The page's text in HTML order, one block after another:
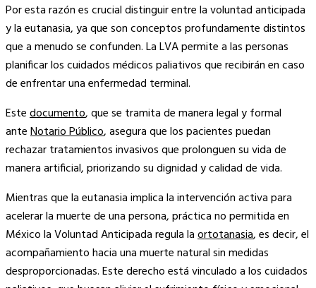
Por esta razón es crucial distinguir entre la voluntad anticipada
y la eutanasia, ya que son conceptos profundamente distintos
que a menudo se confunden. La LVA permite a las personas
planificar los cuidados médicos paliativos que recibirán en caso
de enfrentar una enfermedad terminal.
Estedocumento, que se tramita de manera legal y formal
anteNotario Público, asegura que los pacientes puedan
rechazar tratamientos invasivos que prolonguen su vida de
manera artificial, priorizando su dignidad y calidad de vida.
Mientras que la eutanasia implica la intervención activa para
acelerar la muerte de una persona, práctica no permitida en
México la Voluntad Anticipada regula laortotanasia, es decir, el
acompañamiento hacia una muerte natural sin medidas
desproporcionadas. Este derecho está vinculado a los cuidados